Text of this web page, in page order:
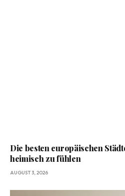
Die besten europäischen
heimisch zu fühlen
AUGUST 3, 2026